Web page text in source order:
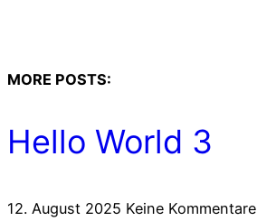
MORE POSTS:
Hello World 3
12. August 2025 Keine Kommentare